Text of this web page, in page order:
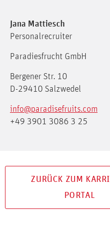
Jana Mattiesch
Personalrecruiter
Paradiesfrucht GmbH
Bergener Str. 10
D-29410 Salzwedel
info@paradisefruits.com
+49 3901 3086 3 25
ZURÜCK ZUM
PORTAL